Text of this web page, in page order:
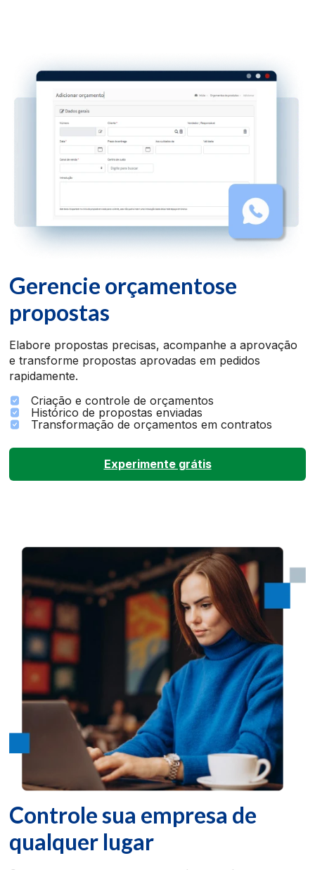
Gerencie orçamentose
propostas
Elabore propostas precisas, acompanhe a aprovação
e transforme propostas aprovadas em pedidos
rapidamente.
Criação e controle de orçamentos
Histórico de propostas enviadas
Transformação de orçamentos em contratos
Experimente grátis
Controle sua empresa de
qualquer lugar